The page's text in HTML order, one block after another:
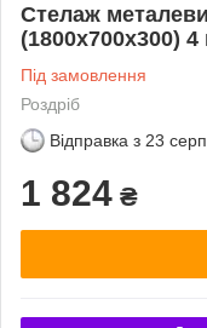
Стелаж
(1800х700х300)
Під замовлення
Роздріб
Відправка з 23
1 824 ₴